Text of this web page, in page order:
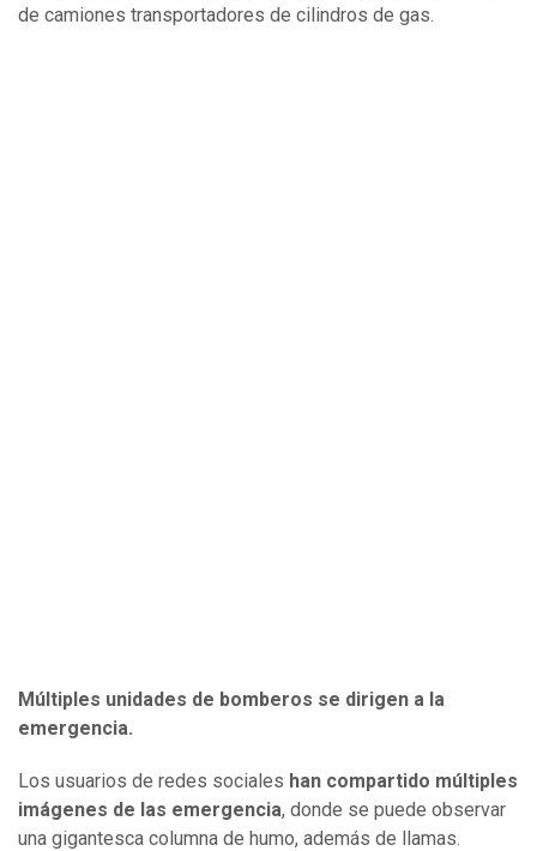
de camiones transportadores de cilindros de gas.
Múltiples unidades de bomberos se dirigen a la
emergencia.
Los usuarios de redes sociales han compartido múltiples
imágenes de las emergencia, donde se puede observar
una gigantesca columna de humo, además de llamas.